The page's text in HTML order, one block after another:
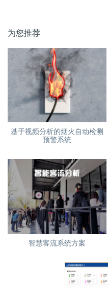
为您推荐
基于视频分析的烟火自动检测
预警系统
智慧客流系统方案